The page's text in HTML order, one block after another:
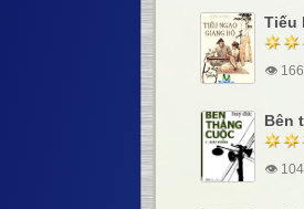
Tiếu
👁
Bên
👁